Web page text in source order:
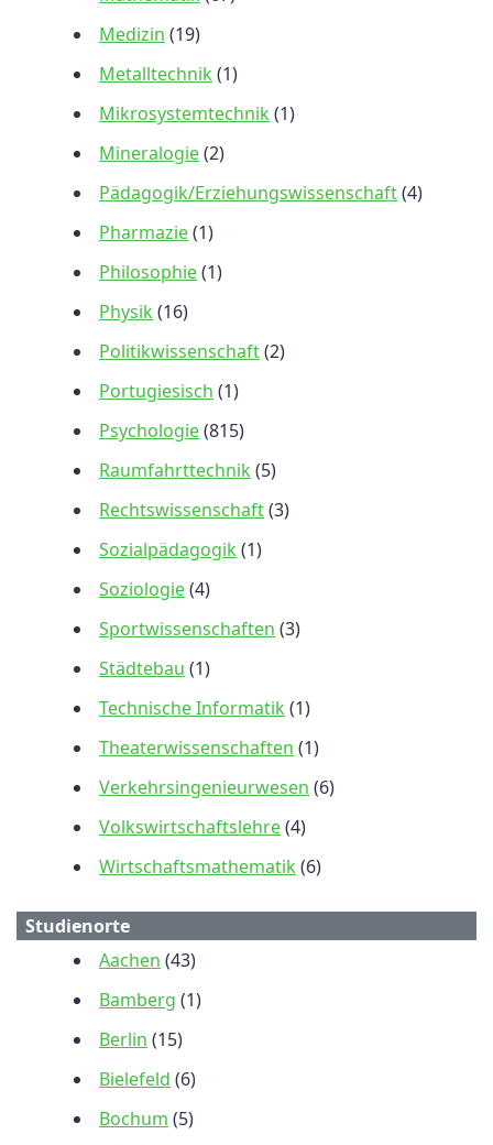
Medizin (19)
Metalltechnik (1)
Mikrosystemtechnik (1)
Mineralogie(2)
Pädagogik/Erziehungswissenschaft(4)
Pharmazie(1)
Philosophie(1)
Physik (16)
Politikwissenschaft(2)
Portugiesisch (1)
Psychologie(815)
Raumfahrttechnik (5)
Rechtswissenschaft(3)
Sozialpädagogik (1)
Soziologie(4)
Sportwissenschaften (3)
Städtebau (1)
Technische Informatik (1)
Theaterwissenschaften (1)
Verkehrsingenieurwesen (6)
Volkswirtschaftslehre(4)
Wirtschaftsmathematik (6)
Studienorte
Aachen (43)
Bamberg (1)
Berlin (15)
Bielefeld (6)
Bochum (5)